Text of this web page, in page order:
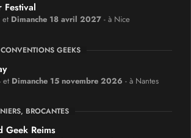
Festival
et Dimanche 18 avril 2027 - à Nice
GEEKS
et Dimanche 15 novembre 2026 - à Nantes
BROCANTES
Geek Reims